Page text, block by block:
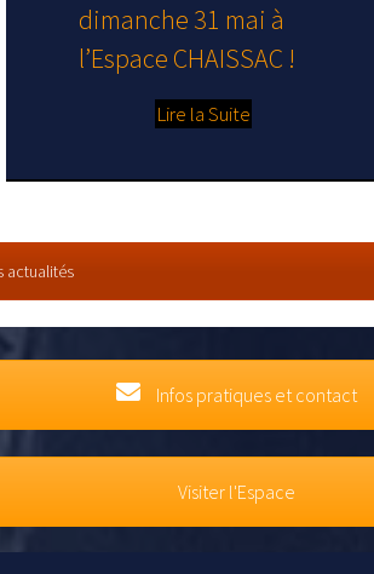
dimanche 31 mai à
l’Espace CHAISSAC !
Lire la Suite
actualités
Infos pratiques et contact
Visiter l'Espace